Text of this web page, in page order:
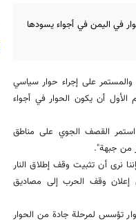
في اليمن في أجواء يسودها
على إجراء حوار سياسي
أن يكون الحوار في أجواء
العدوان، حيث استمر القصف الجوي على مناطق
من جبهة".
نرى أن تثبيت وقف إطلاق النار
إعلان وقف الحرب إلى مصاديق
تؤسس لمرحلة جادة من الحوار